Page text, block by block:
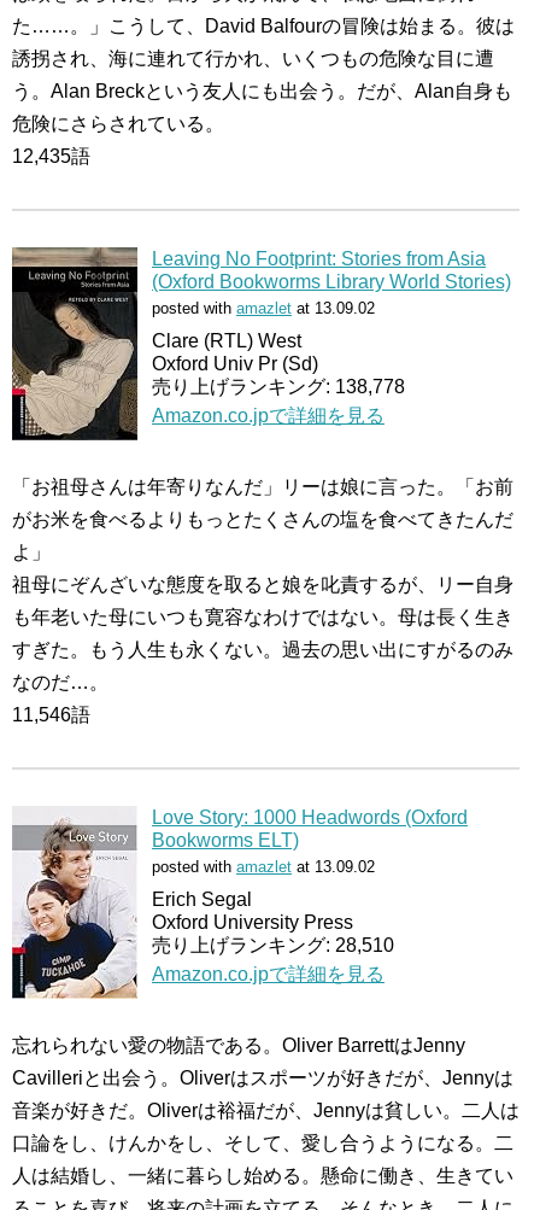
た……。」こうして、David Balfourの冒険は始まる。彼は
誘拐され、海に連れて行かれ、いくつもの危険な目に遭
う。Alan Breckという友人にも出会う。だが、Alan自身も
危険にさらされている。
12,435語
Leaving No Footprint: Stories from Asia
(Oxford Bookworms Library World Stories)
posted with amazlet at 13.09.02
Clare (RTL) West
Oxford Univ Pr (Sd)
売り上げランキング: 138,778
Amazon.co.jpで詳細を見る
「お祖母さんは年寄りなんだ」リーは娘に言った。「お前
がお米を食べるよりもっとたくさんの塩を食べてきたんだ
よ」
祖母にぞんざいな態度を取ると娘を叱責するが、リー自身
も年老いた母にいつも寛容なわけではない。母は長く生き
すぎた。もう人生も永くない。過去の思い出にすがるのみ
なのだ…。
11,546語
Love Story: 1000 Headwords (Oxford
Bookworms ELT)
posted with amazlet at 13.09.02
Erich Segal
Oxford University Press
売り上げランキング: 28,510
Amazon.co.jpで詳細を見る
忘れられない愛の物語である。Oliver BarrettはJenny
Cavilleriと出会う。Oliverはスポーツが好きだが、Jennyは
音楽が好きだ。Oliverは裕福だが、Jennyは貧しい。二人は
口論をし、けんかをし、そして、愛し合うようになる。二
人は結婚し、一緒に暮らし始める。懸命に働き、生きてい